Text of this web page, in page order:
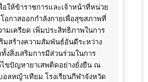
อให้ข้าราชการและเจ้าหน้าที่หน่วย
อกาสออกกำลังกายเพื่อสุขสภาพที่
มเครียด เพิ่มประสิทธิภาพในการ
มสร้างความสัมพันธ์อันดีระหว่าง
งสิ่งเสริมการมีส่วนร่วมในการ
ขปัญหายาเสพติดอย่างยั่งยืน ณ
ลหญ้าเทียม โรงเรียนกีฬาจังหวัด